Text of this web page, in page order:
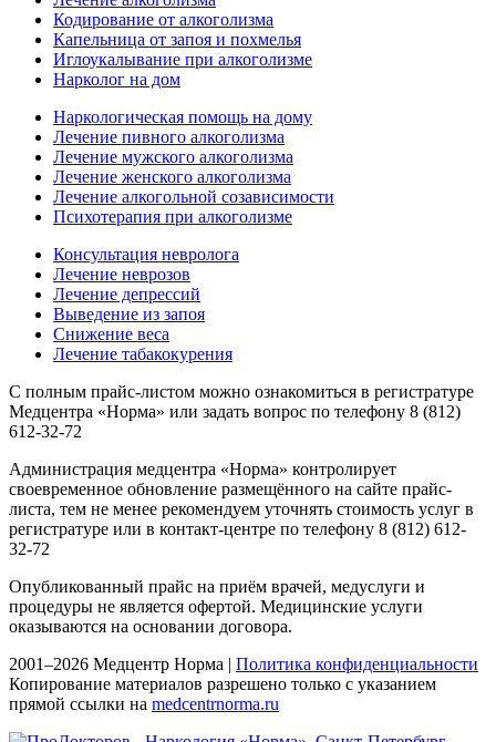
Кодирование от алкоголизма
Капельница от запоя и похмелья
Иглоукалывание при алкоголизме
Нарколог на дом
Наркологическая помощь на дому
Лечение пивного алкоголизма
Лечение мужского алкоголизма
Лечение женского алкоголизма
Лечение алкогольной созависимости
Психотерапия при алкоголизме
Консультация невролога
Лечение неврозов
Лечение депрессий
Выведение из запоя
Снижение веса
Лечение табакокурения
С полным прайс-листом можно ознакомиться в регистратуре
Медцентра «Норма» или задать вопрос по телефону 8 (812)
612-32-72
Администрация медцентра «Норма» контролирует
своевременное обновление размещённого на сайте прайс-
листа, тем не менее рекомендуем уточнять стоимость услуг в
регистратуре или в контакт-центре по телефону 8 (812) 612-
32-72
Опубликованный прайс на приём врачей, медуслуги и
процедуры не является офертой. Медицинские услуги
оказываются на основании договора.
2001–2026 Медцентр Норма | Политика конфиденциальности
Копирование материалов разрешено только с указанием
прямой ссылки на medcentrnorma.ru